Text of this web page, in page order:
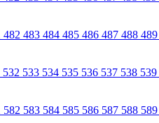
482 483 484 485 486 487 488 489
532 533 534 535 536 537 538 539
582 583 584 585 586 587 588 589